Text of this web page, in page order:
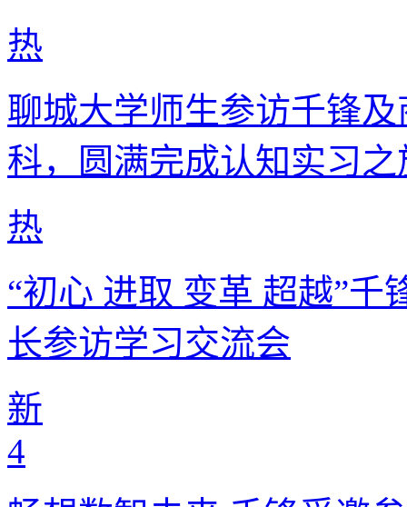
热
聊城大学师生参访千锋
科，圆满完成认知实习之
热
“初心 进取 变革 超越”千
长参访学习交流会
新
4